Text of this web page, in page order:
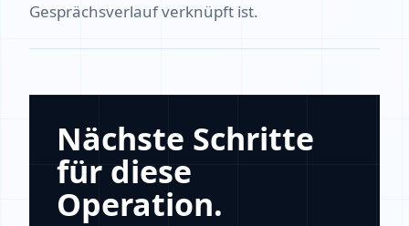
Gesprächsverlauf verknüpft ist.
Nächste Schritte
für diese
Operation.